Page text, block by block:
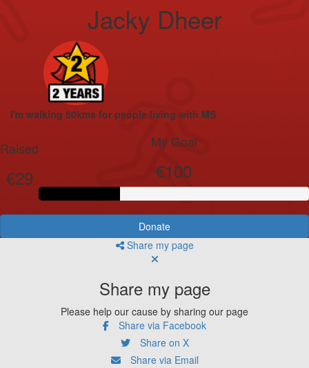
Jacky Dheer
I'm walking 50kms for people living with MS
Raised
€29
My Goal
€100
Donate
Share my page
Share my page
Please help our cause by sharing our page
Share via Facebook
Share on X
Share via Email